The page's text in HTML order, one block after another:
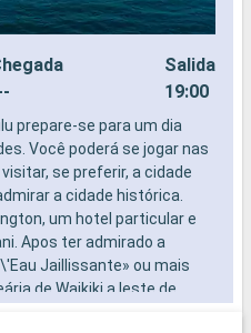
Salida
19:00
prepare-se para um dia
Você poderá se jogar nas
se preferir, a cidade
a cidade histórica.
um hotel particular e
Apos ter admirado a
Jaillissante» ou mais
de Waikiki a leste de